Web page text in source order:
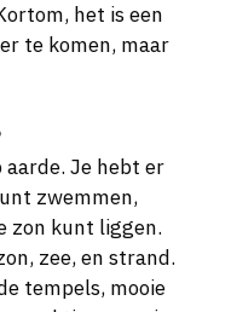
het is een
te komen, maar
aarde. Je hebt er
zwemmen,
zon kunt liggen.
zee, en strand.
tempels, mooie